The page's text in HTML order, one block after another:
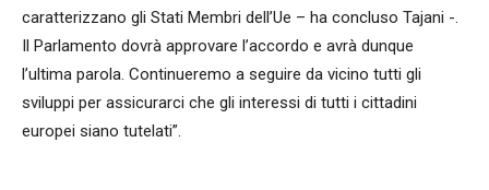
caratterizzano gli Stati Membri dell’Ue – ha concluso Tajani -.
Il Parlamento dovrà approvare l’accordo e avrà dunque
l’ultima parola. Continueremo a seguire da vicino tutti gli
sviluppi per assicurarci che gli interessi di tutti i cittadini
europei siano tutelati”.